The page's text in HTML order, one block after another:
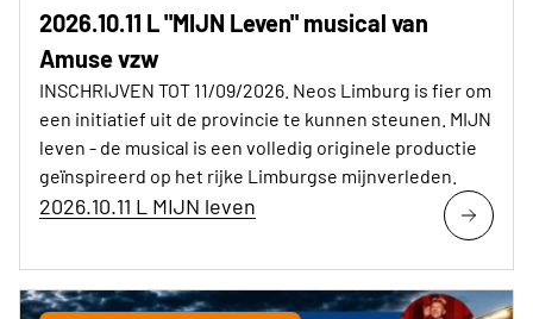
2026.10.11 L "MIJN Leven" musical van
Amuse vzw
INSCHRIJVEN TOT 11/09/2026. Neos Limburg is fier om
een initiatief uit de provincie te kunnen steunen. MIJN
leven - de musical is een volledig originele productie
geïnspireerd op het rijke Limburgse mijnverleden.
2026.10.11 L MIJN leven